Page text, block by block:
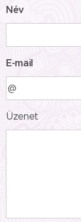
Név
E-mail
Üzenet